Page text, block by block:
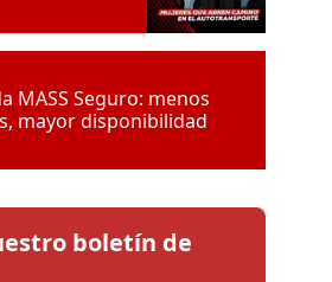
MASS Seguro: menos
mayor disponibilidad
boletín de